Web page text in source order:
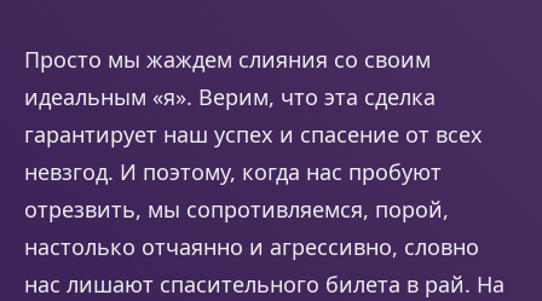
Просто мы жаждем слияния со своим
идеальным «я». Верим, что эта сделка
гарантирует наш успех и спасение от всех
невзгод. И поэтому, когда нас пробуют
отрезвить, мы сопротивляемся, порой,
настолько отчаянно и агрессивно, словно
нас лишают спасительного билета в рай. На